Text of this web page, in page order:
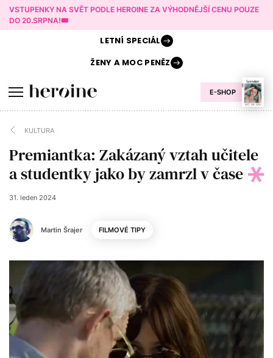
VSTUPENKY NA SVĚT PODLE HEROINE ZA VÝHODNĚJŠÍ CENU POUZE
DO 20.SRPNA!🎟️
E-SHOP
LETNÍ SPECIÁL
ŽENY AMOC PENĚZ
KULTURA
Premiantka: Zakázaný vztah učitele
a studentky jako by zamrzl v čase
Martin Šrajer
31. leden 2024
FILMOVÉ TIPY